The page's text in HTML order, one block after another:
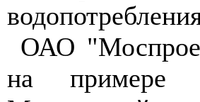
ОАО
на примере